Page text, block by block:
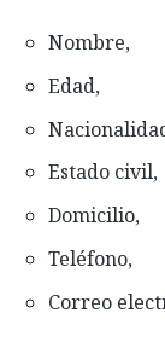
Nombre,
Edad,
Estado civil,
Domicilio,
Teléfono,
Correo